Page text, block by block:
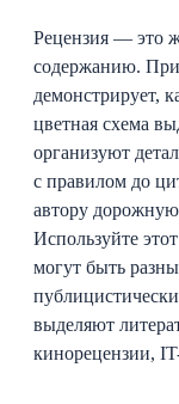
Рецензия — это
содержанию.
демонстрирует,
цветная схема
организуют
с правилом до
автору
Используйте
могут быть
выделяют
кинорецензии,